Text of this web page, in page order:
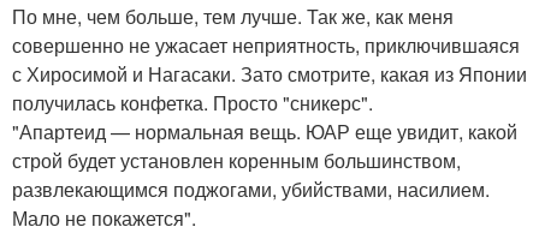
По мне, чем больше, тем лучше. Так же, как меня
совершенно не ужасает неприятность, приключившаяся
с Хиросимой и Нагасаки. Зато смотрите, какая из Японии
получилась конфетка. Просто "сникерс".
"Апартеид — нормальная вещь. ЮАР еще увидит, какой
строй будет установлен коренным большинством,
развлекающимся поджогами, убийствами, насилием.
Мало не покажется".